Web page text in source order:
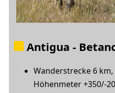
Antigua -
Wanderstrecke 6 km,
Höhenmeter +350/-